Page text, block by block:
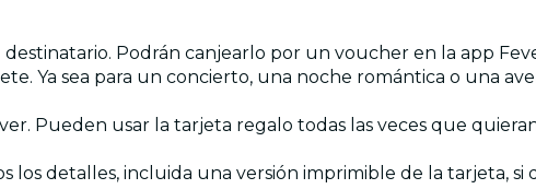
Podrán canjearlo por un voucher en la app
Ya sea para un concierto, una noche romántica o una
Pueden usar la tarjeta regalo todas las veces que
los detalles, incluida una versión imprimible de la tarjeta, si